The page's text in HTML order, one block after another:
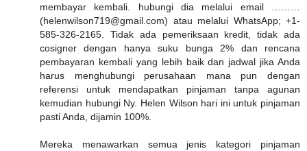
membayar kembali. hubungi dia melalui email ………
(helenwilson719@gmail.com) atau melalui WhatsApp; +1-
585-326-2165. Tidak ada pemeriksaan kredit, tidak ada
cosigner dengan hanya suku bunga 2% dan rencana
pembayaran kembali yang lebih baik dan jadwal jika Anda
harus menghubungi perusahaan mana pun dengan
referensi untuk mendapatkan pinjaman tanpa agunan
kemudian hubungi Ny. Helen Wilson hari ini untuk pinjaman
pasti Anda, dijamin 100%.
Mereka menawarkan semua jenis kategori pinjaman